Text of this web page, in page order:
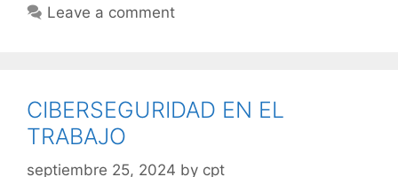
Leave a comment
CIBERSEGURIDAD EN EL
TRABAJO
septiembre 25, 2024 by cpt